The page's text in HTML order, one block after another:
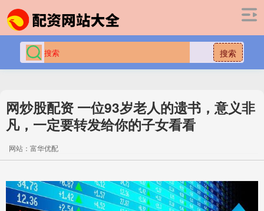
搜索
网炒股配资 一位93岁老人的遗书，意义非
凡，一定要转发给你的子女看看
网站：富华优配